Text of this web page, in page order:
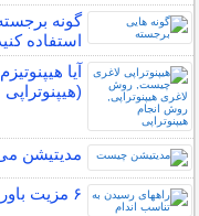
گونه
استفاده
آیا
مدیتیشن
۶ مزیت باورنکردنی طناب زدن، برای بدن!